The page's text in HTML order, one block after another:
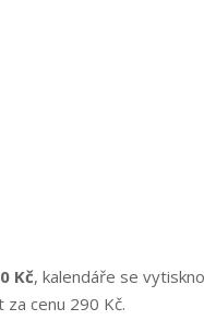
Kč, kalendáře se
cenu 290 Kč.